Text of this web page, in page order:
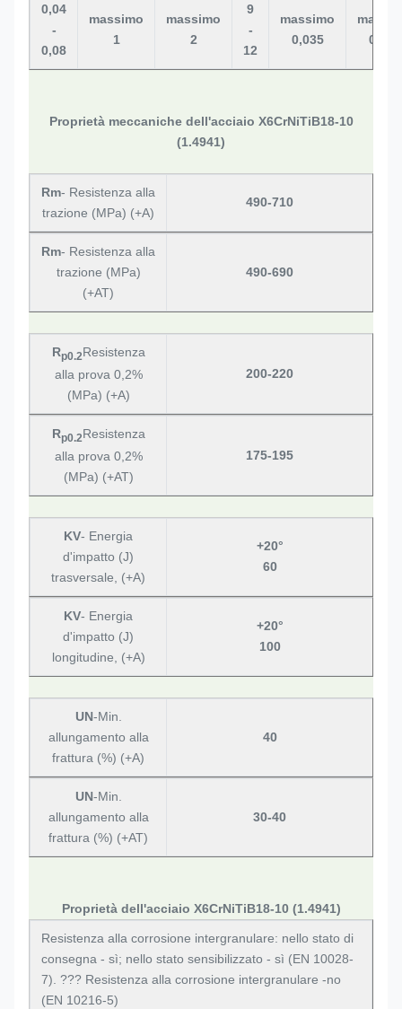
0,04
-
0,08
massimo
1
massimo
2
9
-
12
massimo
0,035
0,015
Proprietà meccaniche dell'acciaio X6CrNiTiB18-10
(1.4941)
Rm- Resistenza alla
trazione (MPa) (+A)
490-710
Rm- Resistenza alla
trazione (MPa)
(+AT)
490-690
Rp0.2Resistenza
alla prova 0,2%
(MPa) (+A)
200-220
Rp0.2Resistenza
alla prova 0,2%
(MPa) (+AT)
175-195
KV- Energia
d'impatto (J)
trasversale, (+A)
+20°
60
KV- Energia
d'impatto (J)
longitudine, (+A)
+20°
100
UN-Min.
allungamento alla
frattura (%) (+A)
40
UN-Min.
allungamento alla
frattura (%) (+AT)
30-40
Proprietà dell'acciaio X6CrNiTiB18-10 (1.4941)
Resistenza alla corrosione intergranulare: nello stato di
consegna - sì; nello stato sensibilizzato - sì (EN 10028-
7). ??? Resistenza alla corrosione intergranulare -no
(EN 10216-5)